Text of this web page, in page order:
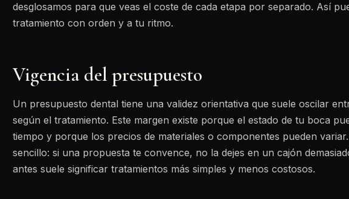
desglosamos para que veas el coste de cada etapa por separado. Así
tratamiento con orden y a tu ritmo.
Vigencia del presupuesto
Un presupuesto dental tiene una validez orientativa que suele oscilar
según el tratamiento. Este margen existe porque el estado de tu boca
tiempo y porque los precios de materiales o componentes pueden
sencillo: si una propuesta te convence, no la dejes en un cajón
antes suele significar tratamientos más simples y menos costosos.